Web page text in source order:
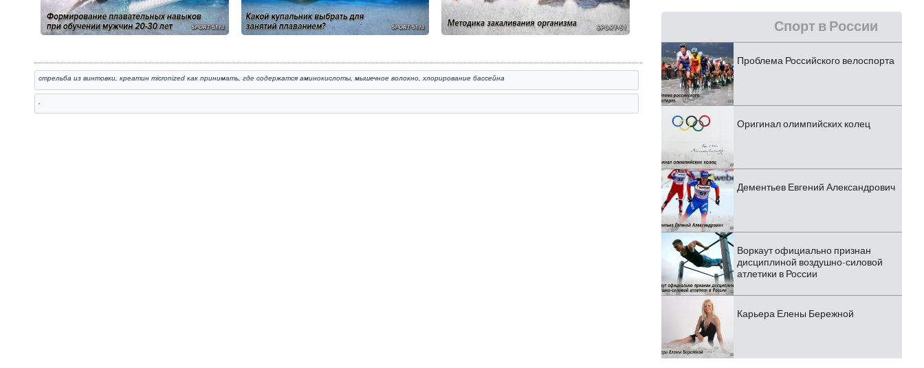
стрельба из винтовки,креатин micronized как принимать,где содержатся аминокислоты,мышечное волокно,хлорирование бассейна
,
Спорт в России
Проблема Российского велоспорта
Оригинал олимпийских колец
Дементьев Евгений Александрович
Воркаут официально признан
дисциплиной воздушно-силовой
атлетики в России
Карьера Елены Бережной